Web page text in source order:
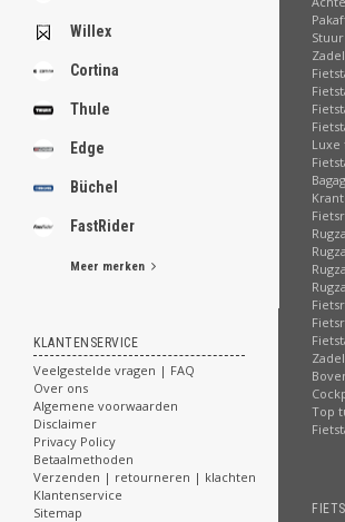
Willex
Cortina
Thule
Edge
Büchel
FastRider
Meer merken
KLANTENSERVICE
Veelgestelde vragen | FAQ
Over ons
Algemene voorwaarden
Disclaimer
Privacy Policy
Betaalmethoden
Verzenden | retourneren | klachten
Klantenservice
Sitemap
.
.
.
Luxe
Top